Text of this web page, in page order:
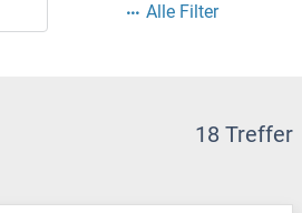
Alle Filter
18 Treffer